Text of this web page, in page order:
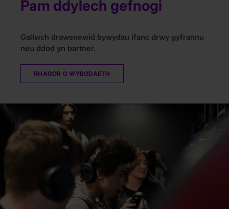
Pam ddylech gefnogi
Gallwch drawsnewid bywydau ifanc drwy gyfrannu
neu ddod yn bartner.
RHAGOR O WYBODAETH